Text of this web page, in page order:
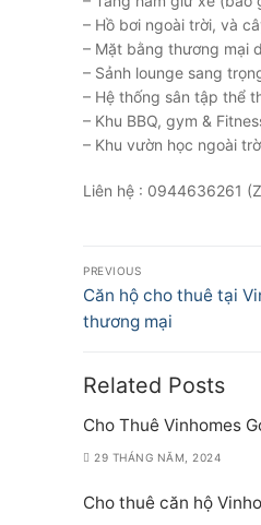
– Hồ bơi ngoài trời, và
– Mặt bằng thương mại
– Sảnh lounge sang
– Hệ thống sân tập thể
– Khu BBQ, gym &
– Khu vườn học ngoài
Liên hệ : 0944636261
Điều
hướng
bài
viết
PREVIOUS
Previous
post:
Căn hộ cho thuê tại
thương mại
Related Posts
Cho Thuê Vinhomes
29 THÁNG NĂM, 2024
Cho thuê căn hộ